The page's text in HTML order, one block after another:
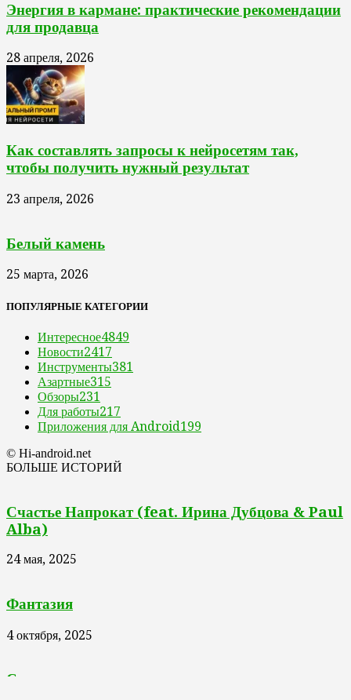
Энергия в кармане: практические рекомендации
для продавца
28 апреля, 2026
Как составлять запросы к нейросетям так,
чтобы получить нужный результат
23 апреля, 2026
Белый камень
25 марта, 2026
ПОПУЛЯРНЫЕ КАТЕГОРИИ
Интересное4849
Новости2417
Инструменты381
Азартные315
Обзоры231
Для работы217
Приложения для Android199
© Hi-android.net
БОЛЬШЕ ИСТОРИЙ
Счастье Напрокат (feat. Ирина Дубцова & Paul
Alba)
24 мая, 2025
Фантазия
4 октября, 2025
Сюзанна